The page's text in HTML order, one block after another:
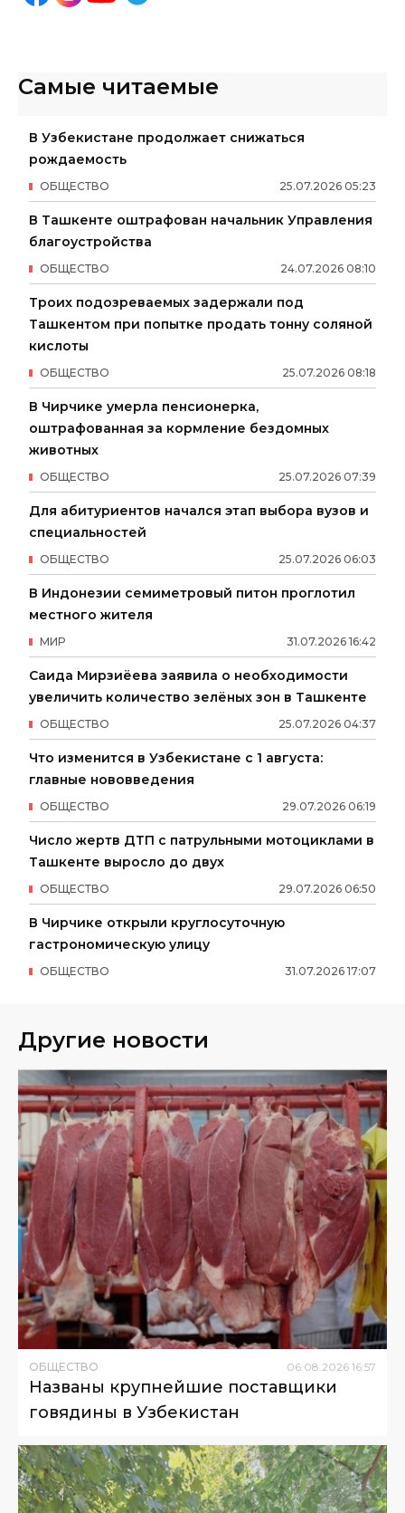
Самые читаемые
В Узбекистане продолжает снижаться
рождаемость
25.07.2026 05:23
ОБЩЕСТВО
В Ташкенте оштрафован начальник Управления
благоустройства
24.07.2026 08:10
ОБЩЕСТВО
Троих подозреваемых задержали под
Ташкентом при попытке продать тонну соляной
кислоты
25.07.2026 08:18
ОБЩЕСТВО
В Чирчике умерла пенсионерка,
оштрафованная за кормление бездомных
животных
25.07.2026 07:39
ОБЩЕСТВО
Для абитуриентов начался этап выбора вузов и
специальностей
25.07.2026 06:03
ОБЩЕСТВО
В Индонезии семиметровый питон проглотил
местного жителя
31.07.2026 16:42
МИР
Саида Мирзиёева заявила о необходимости
увеличить количество зелёных зон в Ташкенте
25.07.2026 04:37
ОБЩЕСТВО
Что изменится в Узбекистане с 1 августа:
главные нововведения
29.07.2026 06:19
ОБЩЕСТВО
Число жертв ДТП с патрульными мотоциклами в
Ташкенте выросло до двух
29.07.2026 06:50
ОБЩЕСТВО
В Чирчике открыли круглосуточную
гастрономическую улицу
31.07.2026 17:07
ОБЩЕСТВО
Другие новости
ОБЩЕСТВО 06.08.2026 16:57
Названы крупнейшие поставщики
говядины в Узбекистан